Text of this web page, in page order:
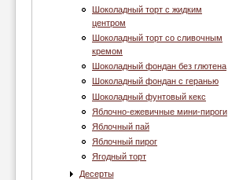
Шоколадный торт с жидким
центром
Шоколадный торт со сливочным
кремом
Шоколадный фондан без глютена
Шоколадный фондан с геранью
Шоколадный фунтовый кекс
Яблочно-ежевичные мини-пироги
Яблочный пай
Яблочный пирог
Ягодный торт
Десерты